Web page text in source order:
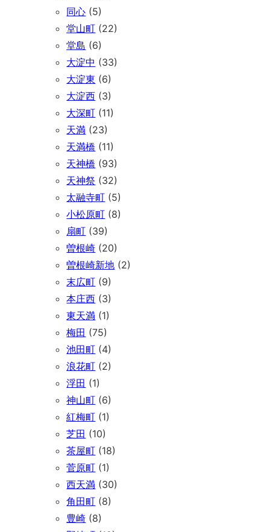
同心 (5)
堂山町 (22)
堂島 (6)
大淀中 (33)
大淀東 (6)
大淀西 (3)
大深町 (11)
天満 (23)
天満橋 (11)
天神橋 (93)
天神祭 (32)
太融寺町 (5)
小松原町 (8)
扇町 (39)
曽根崎 (20)
曽根崎新地 (2)
末広町 (9)
本庄西 (3)
東天満 (1)
梅田 (75)
池田町 (4)
浪花町 (2)
浮田 (1)
神山町 (6)
紅梅町 (1)
芝田 (10)
茶屋町 (18)
菅原町 (1)
西天満 (30)
角田町 (8)
豊崎 (8)